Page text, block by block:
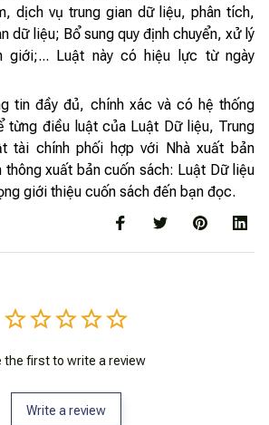
dịch vụ trung gian dữ liệu, phân tích,
dữ liệu; Bổ sung quy định chuyển, xử lý
giới;... Luật này có hiệu lực từ ngày
tin đầy đủ, chính xác và có hệ thống
từng điều luật của Luật Dữ liệu, Trung
tài chính phối hợp với Nhà xuất bản
thông xuất bản cuốn sách: Luật Dữ liệu
giới thiệu cuốn sách đến bạn đọc.
the first to write a review
Write a review